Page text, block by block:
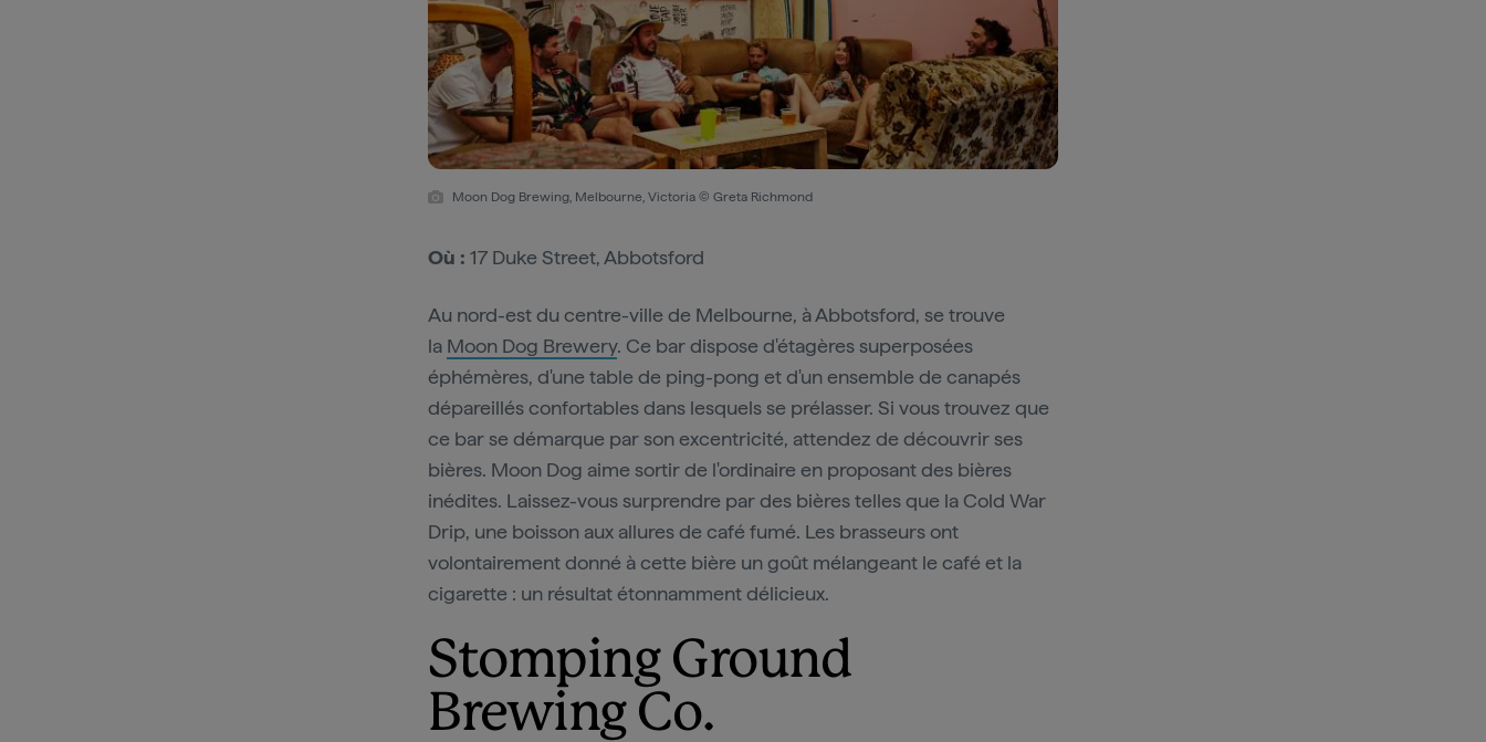
Moon Dog Brewing, Melbourne, Victoria © Greta Richmond
Où : 17 Duke Street, Abbotsford
Au nord-est du centre-ville de Melbourne, à Abbotsford, se trouve
la Moon Dog Brewery. Ce bar dispose d'étagères superposées
éphémères, d'une table de ping-pong et d'un ensemble de canapés
dépareillés confortables dans lesquels se prélasser. Si vous trouvez que
ce bar se démarque par son excentricité, attendez de découvrir ses
bières. Moon Dog aime sortir de l'ordinaire en proposant des bières
inédites. Laissez-vous surprendre par des bières telles que la Cold War
Drip, une boisson aux allures de café fumé. Les brasseurs ont
volontairement donné à cette bière un goût mélangeant le café et la
cigarette : un résultat étonnamment délicieux.
Stomping Ground
Brewing Co.